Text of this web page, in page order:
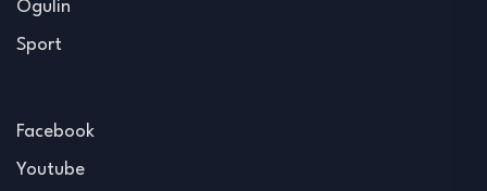
Ogulin
Sport
Facebook
Youtube